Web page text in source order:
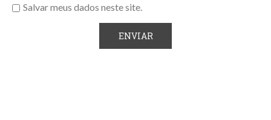
Salvar meus dados neste site.